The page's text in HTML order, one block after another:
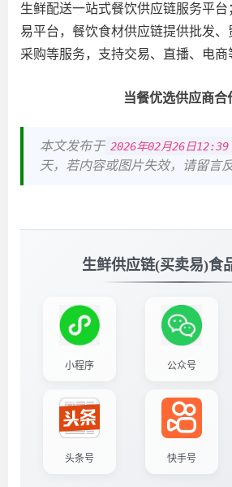
生鲜配送一站式餐饮供应链服务平
易平台，餐饮食材供应链提供批发
采购等服务，支持交易、直播、电商
当餐优选供应商合
本文发布于 2026年02月26日12:39
天，若内容或图片失效，请留言
生鲜供应链(买卖易)食
小程序 公众号
头条号 快手号